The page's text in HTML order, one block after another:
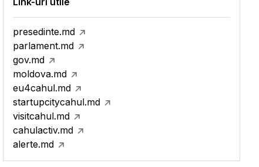
presedinte.md
parlament.md
gov.md
moldova.md
eu4cahul.md
startupcitycahul.md
visitcahul.md
cahulactiv.md
alerte.md